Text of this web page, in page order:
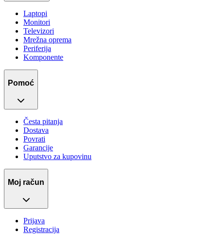
Laptopi
Monitori
Televizori
Mrežna oprema
Periferija
Komponente
Pomoć
Česta pitanja
Dostava
Povrati
Garancije
Uputstvo za kupovinu
Moj račun
Prijava
Registracija